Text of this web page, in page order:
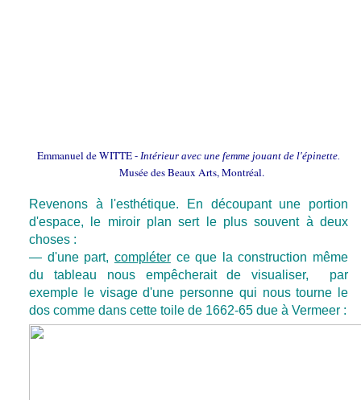
Emmanuel de WITTE - Intérieur avec une femme jouant de l'épinette.
Musée des Beaux Arts, Montréal.
Revenons à l'esthétique. En découpant une portion
d'espace, le miroir plan sert le plus souvent à deux
choses :
— d'une part, compléterce que la construction même
du tableau nous empêcherait de visualiser, par
exemple le visage d'une personne qui nous tourne le
dos comme dans cette toile de 1662-65 due à Vermeer :